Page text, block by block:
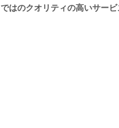
はのクオリティの高いサービ